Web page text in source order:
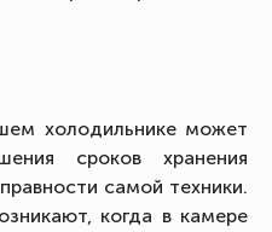
холодильнике может
сроков хранения
самой техники.
когда в камере